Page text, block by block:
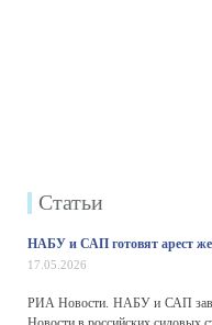
Статьи
НАБУ и САП готовят арест
17.05.2026
РИА Новости. НАБУ и САП